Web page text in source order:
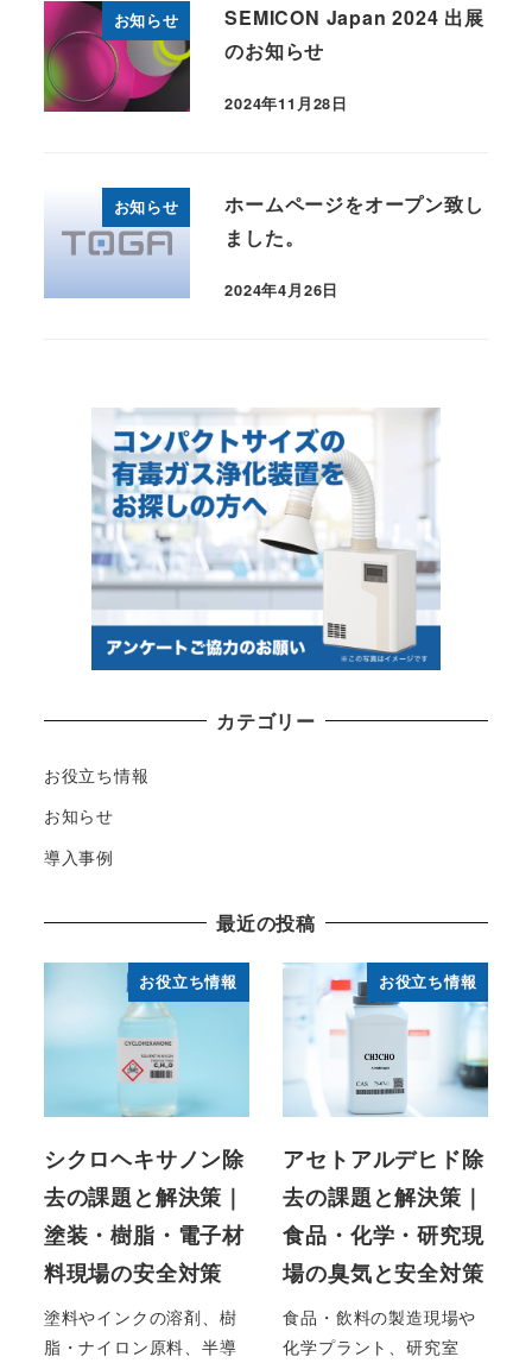
お知らせ
SEMICON Japan 2024 出展
のお知らせ
2024年11月28日
お知らせ
ホームページをオープン致し
ました。
2024年4月26日
カテゴリー
お役立ち情報
お知らせ
導入事例
最近の投稿
お役立ち情報
シクロヘキサノン除
去の課題と解決策｜
塗装・樹脂・電子材
料現場の安全対策
塗料やインクの溶剤、樹
脂・ナイロン原料、半導
お役立ち情報
アセトアルデヒド除
去の課題と解決策｜
食品・化学・研究現
場の臭気と安全対策
食品・飲料の製造現場や
化学プラント、研究室